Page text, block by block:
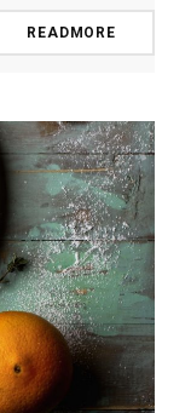
READMORE